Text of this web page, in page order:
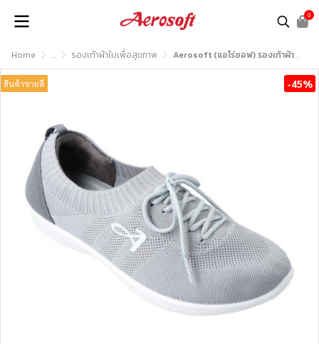
0
Home ... รองเท้าผ้าใบเพื่อสุขภาพ Aerosoft (แอโร่ซอฟ) รองเท้าผ้าใบเพื่อสุขภาพ รุ่น SN7706
สินค้าขายดี -45%